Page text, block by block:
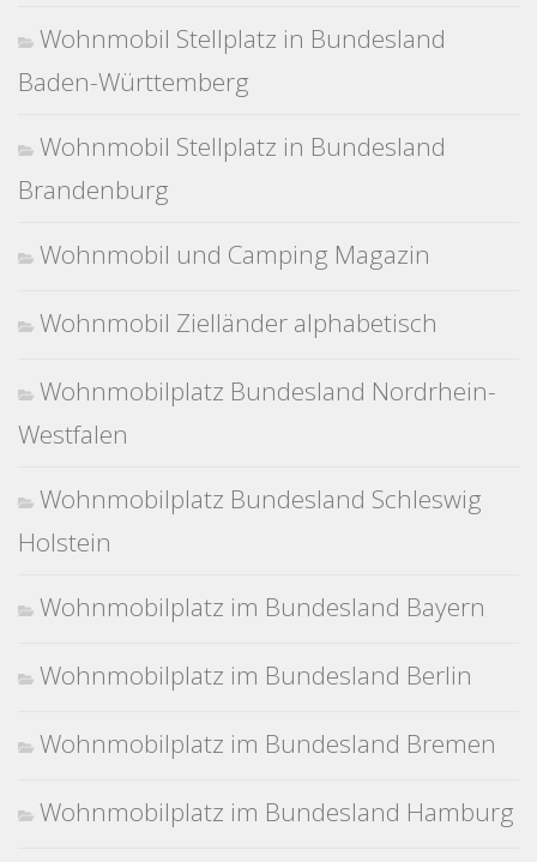
Wohnmobil Stellplatz in Bundesland
Baden-Württemberg
Wohnmobil Stellplatz in Bundesland
Brandenburg
Wohnmobil und Camping Magazin
Wohnmobil Zielländer alphabetisch
Wohnmobilplatz Bundesland Nordrhein-
Westfalen
Wohnmobilplatz Bundesland Schleswig
Holstein
Wohnmobilplatz im Bundesland Bayern
Wohnmobilplatz im Bundesland Berlin
Wohnmobilplatz im Bundesland Bremen
Wohnmobilplatz im Bundesland Hamburg